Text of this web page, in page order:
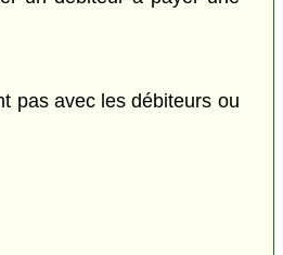
pas avec les débiteurs ou